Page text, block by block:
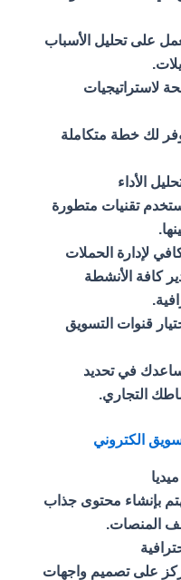
على تحليل الأسباب
لك خطة متكاملة
الأداء
تقنيات متطورة
لإدارة الحملات
الأنشطة
قنوات التسويق
في تحديد
التجاري.
الكتروني
بإنشاء محتوى جذاب
المنصات.
على تصميم واجهات